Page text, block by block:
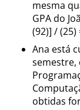
mesma
GPA do
(92)] / (25)
Ana está
semestre,
obtidas